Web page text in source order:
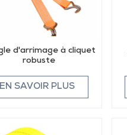
d'arrimage à cliquet
robuste
EN SAVOIR PLUS